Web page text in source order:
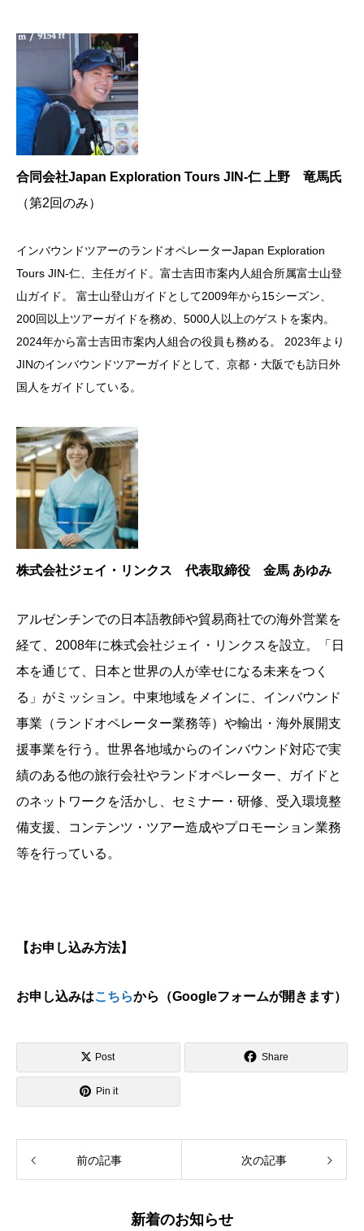
合同会社Japan Exploration Tours JIN-仁 上野 竜馬氏
（第2回のみ）
インバウンドツアーのランドオペレーターJapan Exploration
Tours JIN-仁、主任ガイド。富士吉田市案内人組合所属富士山登
山ガイド。 富士山登山ガイドとして2009年から15シーズン、
200回以上ツアーガイドを務め、5000人以上のゲストを案内。
2024年から富士吉田市案内人組合の役員も務める。 2023年より
JINのインバウンドツアーガイドとして、京都・大阪でも訪日外
国人をガイドしている。
株式会社ジェイ・リンクス 代表取締役 金馬 あゆみ
アルゼンチンでの日本語教師や貿易商社での海外営業を
経て、 2008年に株式会社ジェイ・リンクスを設立。
「日
本を通じて、日本と世界の人が幸せになる未来をつく
る」がミッション。中東地域をメインに、インバウンド
事業（ランドオペレーター業務等）や輸出・海外展開支
援事業を行う。 世界各地域からのインバウンド対応で実
績のある他の旅行会社やランドオペレーター、ガイドと
のネットワークを活かし、セミナー・研修、受入環境整
備支援、コンテンツ・ツアー造成やプロモーション業務
等を行っている。
【お申し込み方法】
お申し込みはこちらから（Googleフォームが開きます）
Post Share
Pin it
前の記事 次の記事
新着のお知らせ